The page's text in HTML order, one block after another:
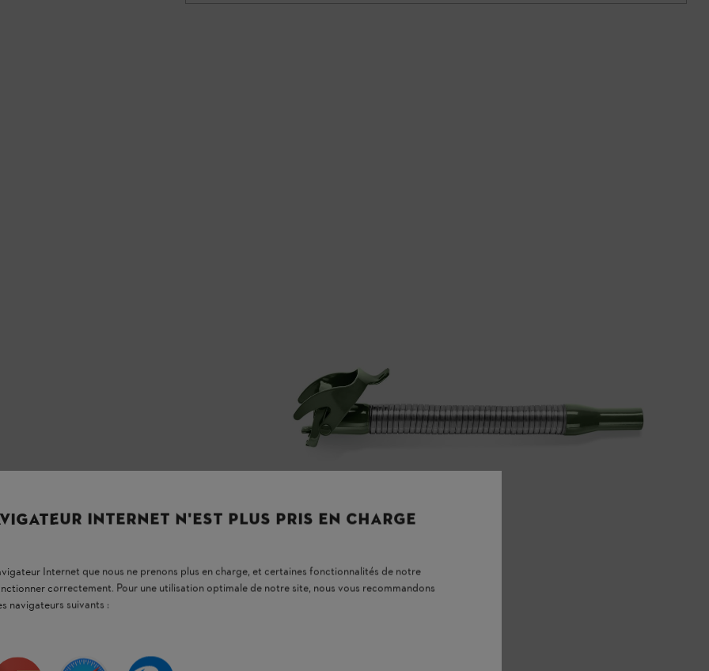
INTERNET N'EST PLUS PRIS EN CHARGE
Internet que nous ne prenons plus en charge, et certaines fonctionnalités de notre
correctement. Pour une utilisation optimale de notre site, nous vous recommandons
navigateurs suivants :